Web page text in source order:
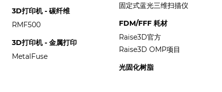
3D打印机 - 碳纤维
RMF500
3D打印机 - 金属打印
MetalFuse
固定式蓝光三维扫描仪
FDM/FFF 耗材
Raise3D官方
Raise3D OMP项目
光固化树脂